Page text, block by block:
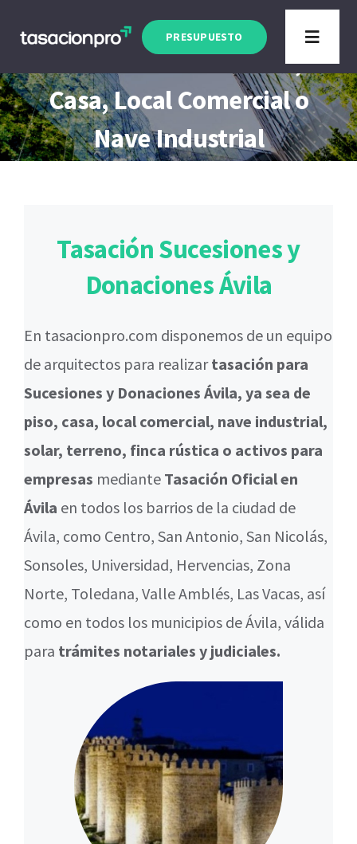
Toggle
Tipo de Inmueble
Finalidad
PRESUPUESTO
Tasación Sucesiones y
Donaciones Ávila Piso,
Casa, Local Comercial o
Nave Industrial
Tasación Sucesiones y
Donaciones Ávila
En tasacionpro.com disponemos de un equipo
de arquitectos para realizartasación para
Sucesiones y Donaciones Ávila, ya sea de
piso, casa, local comercial, nave industrial,
solar, terreno, finca rústica o activos para
empresas mediante Tasación Oficial en
Ávila en todos los barrios de la ciudad de
Ávila, como Centro, San Antonio, San Nicolás,
Sonsoles, Universidad, Hervencias, Zona
Norte, Toledana, Valle Amblés, Las Vacas, así
como en todos los municipios de Ávila, válida
para trámites notariales y judiciales.